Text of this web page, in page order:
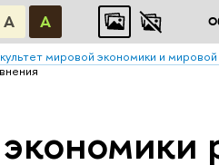
А А
мировой экономики и мировой